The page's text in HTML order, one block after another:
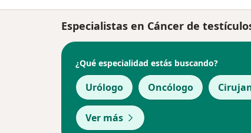
Especialistas en Cáncer de
¿Qué especialidad estás buscando?
Urólogo Oncólogo
Ver más